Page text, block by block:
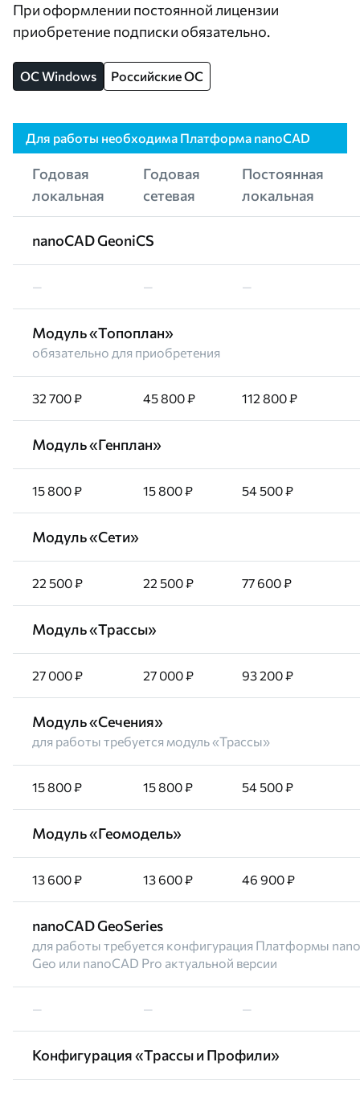
При оформлении постоянной лицензии
приобретение подписки обязательно.
OC Windows Российские ОС
Для работы необходима Платформа nanoCAD
Годовая
локальная
Годовая
сетевая
Постоянная
локальная
nanoCAD GeoniCS
— — —
Модуль «Топоплан»
обязательно для приобретения
32 700 ₽ 45 800 ₽ 112 800 ₽
Модуль «Генплан»
15 800 ₽ 15 800 ₽ 54 500 ₽
Модуль «Сети»
22 500 ₽ 22 500 ₽ 77 600 ₽
Модуль «Трассы»
27 000 ₽ 27 000 ₽ 93 200 ₽
Модуль «Сечения»
для работы требуется модуль «Трассы»
15 800 ₽ 15 800 ₽ 54 500 ₽
Модуль «Геомодель»
13 600 ₽ 13 600 ₽ 46 900 ₽
nanoCAD GeoSeries
для работы требуется конфигурация Платформы
Geo или nanoCAD Pro актуальной версии
— — —
Конфигурация «Трассы и Профили»